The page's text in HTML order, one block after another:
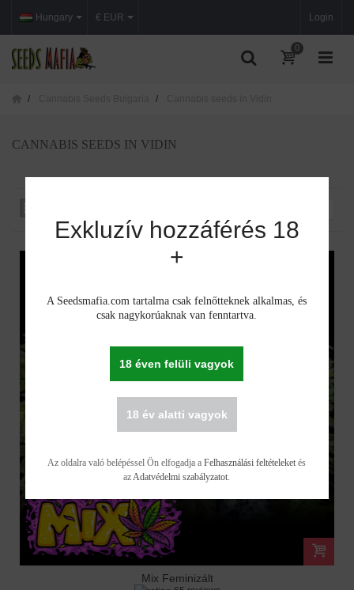
Hungary Login
€ EUR
0
CANNABIS SEEDS IN VIDIN
Mix Feminizált
Exkluzív hozzáférés 18
+
A Seedsmafia.com tartalma csak felnőtteknek alkalmas, és
csak nagykorúaknak van fenntartva.
18 éven felüli vagyok
18 év alatti vagyok
Az oldalra való belépéssel Ön elfogadja aFelhasználási feltételeket és
azAdatvédelmi szabályzatot.